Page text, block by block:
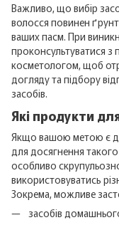
Важливо, що вибір
волосся повинен
ваших пасм. При
проконсультуватися
косметологом, щоб
догляду та підбору
засобів.
Які продукти
Якщо вашою метою є
для досягнення
особливо
використовуватись
Зокрема, можливе
засобів